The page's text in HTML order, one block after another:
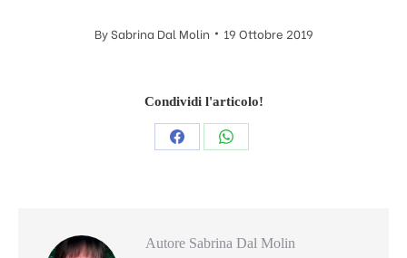
BySabrina Dal Molin 19 Ottobre 2019
Condividi l'articolo!
CondividiCondividi
Autore Sabrina Dal Molin